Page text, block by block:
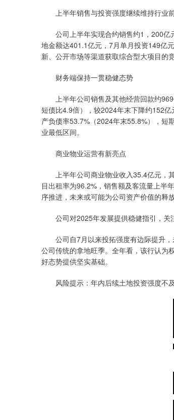
上半年销售与投资强度继续维持行业
公司上半年实现合约销售约1，200亿
地金额达401.1亿元，7月单月投资149亿
新、公开市场等渠道获取综合型大项目的
财务端保持一贯稳健态势
上半年公司销售及其他经营回款约969
短债比4.9倍），较2024年末下降约152
产负债率53.7%（2024年末55.8%），短
业最低区间。
商业物业运营有新亮点
上半年公司商业物业收入35.4亿元，其
目出租率为96.2%，销售额及客流量上半
序推进，未来或可能为公司资产价值的释
公司对2025年发展提供稳健指引，关
公司自7月以来投拓强度有边际提升，
公司传统的拿地旺季。全年看，该行认为
好态势提供坚实基础。
风险提示：年内后续土地投资强度不及